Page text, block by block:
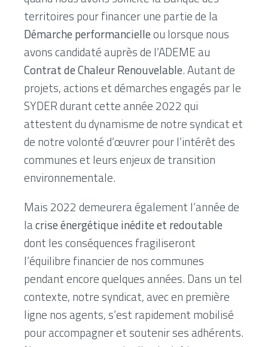
territoires pour financer une partie de la
Démarche performancielleou lorsque nous
avons candidaté auprès de l’ADEME au
Contrat de Chaleur Renouvelable. Autant de
projets, actions et démarches engagés par le
SYDER durant cette année 2022 qui
attestent du dynamisme de notre syndicat et
de notre volonté d’œuvrer pour l’intérêt des
communes et leurs enjeux de transition
environnementale.
Mais 2022 demeurera également l’année de
lacrise énergétique inédite et redoutable
dont les conséquences fragiliseront
l’équilibre financier de nos communes
pendant encore quelques années. Dans un tel
contexte, notre syndicat, avec en première
ligne nos agents, s’est rapidement mobilisé
pour accompagner et soutenir ses adhérents.